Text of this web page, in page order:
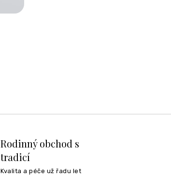
Rodinný obchod s
tradicí
Kvalita a péče už řadu let